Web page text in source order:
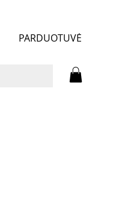
PARDUOTUVĖ